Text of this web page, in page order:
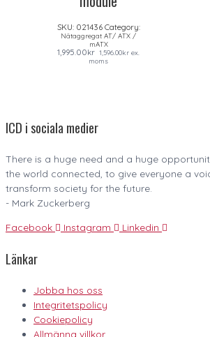
SKU: 021436 Category:
Nätaggregat AT/ ATX /
mATX
1,995.00kr 1,596.00kr ex.
moms
ICD i sociala medier
There is a huge need and a huge
the world connected, to give everyone a
transform society for the future.
- Mark Zuckerberg
Facebook Instagram Linkedin
Länkar
Jobba hos oss
Integritetspolicy
Cookiepolicy
Allmänna villkor